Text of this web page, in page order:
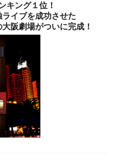
キング１位！
イブを成功させた
阪劇場がついに完成！